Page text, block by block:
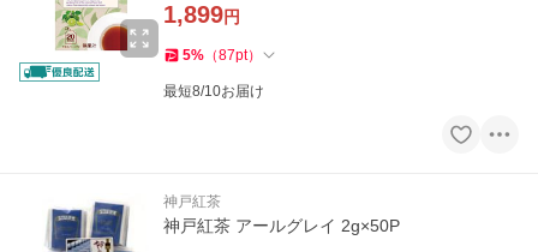
1,899円
5% （87pt）
最短8/10お届け
神戸紅茶
神戸紅茶 アールグレイ 2g×50P